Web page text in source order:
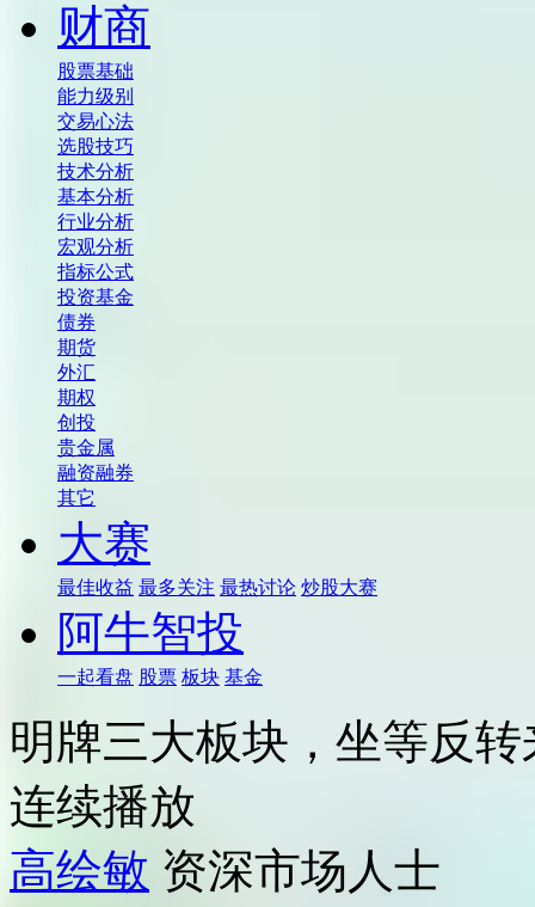
财商
股票基础
能力级别
交易心法
选股技巧
技术分析
基本分析
行业分析
宏观分析
指标公式
投资基金
债券
期货
外汇
期权
创投
贵金属
融资融券
其它
大赛
最佳收益 最多关注 最热讨论 炒股大赛
阿牛智投
一起看盘 股票 板块 基金
明牌三大板块，坐等反转
连续播放
高绘敏 资深市场人士